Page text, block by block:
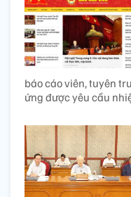
báo cáo viên, tuyên
ứng được yêu cầu